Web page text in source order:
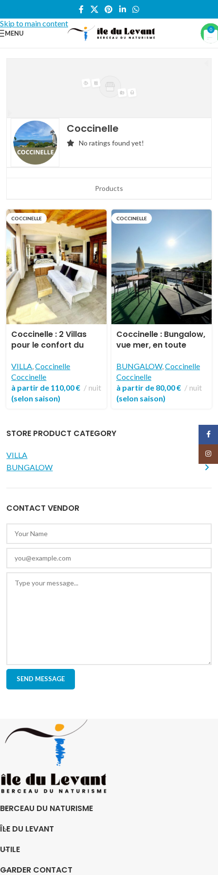
Skip to main content
MENU 0
STORE PRODUCT CATEGORY
VILLA
BUNGALOW
CONTACT VENDOR
Coccinelle
No ratings found yet!
Products
COCCINELLE
Sélectionner
Coccinelle : 2 Villas
pour le confort du
VILLA,Coccinelle
Coccinelle
à partir de 110,00€
nuit
(selon saison)
COCCINELLE
Sélectionner
Coccinelle : Bungalow,
vue mer, en toute
BUNGALOW,Coccinelle
Coccinelle
à partir de 80,00€
nuit
(selon saison)
BERCEAU DU NATURISME
ÎLE DU LEVANT
UTILE
GARDER CONTACT